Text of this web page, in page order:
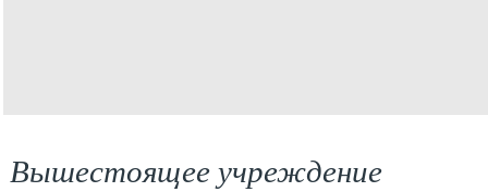
Вышестоящее учреждение